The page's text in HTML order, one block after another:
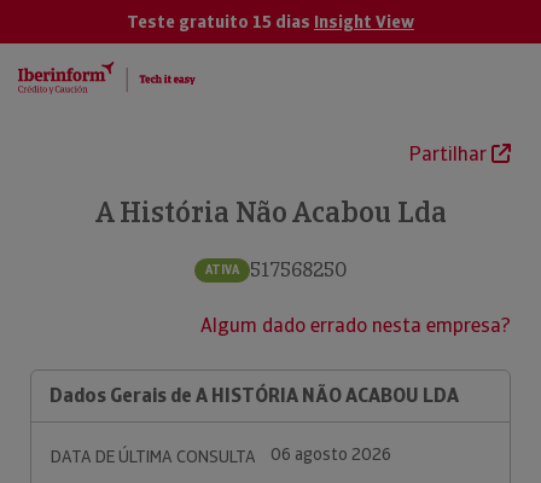
Teste gratuito 15 dias Insight View
Partilhar
A História Não Acabou Lda
ATIVA 517568250
Algum dado errado nesta empresa?
Dados Gerais de A HISTÓRIA NÃO ACABOU LDA
DATA DE ÚLTIMA CONSULTA
06 agosto 2026